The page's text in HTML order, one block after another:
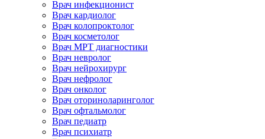
Врач инфекционист
Врач кардиолог
Врач колопроктолог
Врач косметолог
Врач МРТ диагностики
Врач невролог
Врач нейрохирург
Врач нефролог
Врач онколог
Врач оториноларинголог
Врач офтальмолог
Врач педиатр
Врач психиатр